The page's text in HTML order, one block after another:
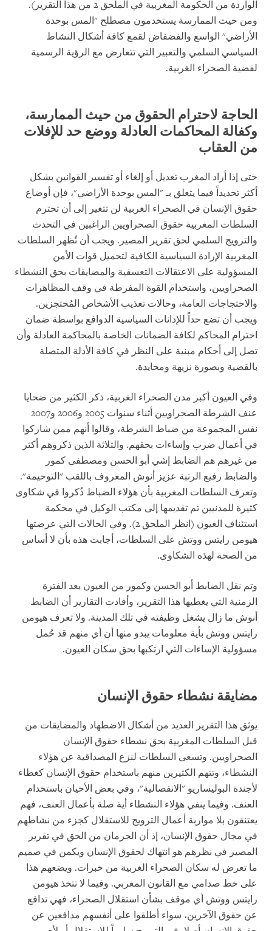
الواردة من الحكومة المغربية في الملحق 2 من هذا التقرير).
ومن حيث الممارسة يستخدمون مصطلح "المس بوحدة
الأراضي" الواسع والفضفاض لقمع كافة أشكال النشاط
السياسي السلمي والتعبير التي تتعارض مع الرؤية الرسمية
لقضية الصحراء الغربية.
الحاجة لاحترام الحقوق من حيث الممارسة،
وكفالة المحاكمات العادلة ووضع حد للإفلات
من العقاب
حتى إذا أراد المغرب تعديل أو إلغاء أو تفسير القوانين بشكل
أكثر تحديداً فيما يتعلق بـ "المس بوحدة الأراضي"، فإن أوضاع
حقوق الإنسان في الصحراء الغربية لن تتغير إلى أن تحترم
السلطات المغربية حقوق الصحراويين الراغبين في التحدث
والترويج السلمي لحق تقرير المصير. ويجب أن تُظهر السلطات
المغربية الإرادة السياسية الكافية لتحميل قوات الأمن
المسؤولية على الاعتقالات التعسفية والمضايقات بحق النشطاء
الصحراويين، واستخدام القوة المفرطة في وقف المظاهرات
والاحتجاجات العامة، وحالات تعذيب الأشخاص المُحتجزين.
ويجب أن تضع حداً للإدانات السياسية الدوافع بواسطة ضمان
احترام المحاكم لكافة الضمانات الخاصة بالمحاكمة العادلة وأن
تصل إلى أحكام مبنية على النظر في كافة الأدلة المتصلة
بالقضية وبصورة نزيهة ومحايدة.
وفي العيون أكبر مدن الصحراء الغربية، ذكر الكثير من ضحايا
عنف الشرطة الصحراويين أثناء سنوات 2005 و2006 و2007
نفس المجموعة من ضباط الشرطة، وقالوا أنهم ممن شاركوا
في أعمال ضرب وإساءات بحقهم. والثلاثة الذين ذكروهم أكثر
من غيرهم هم الضابط إشي أبو الحسن ومصطفى كمور
والضابط رفيع الرتبة عزيز أنوش المعروف باللقب "التوحيمة".
وتعرف السلطات المغربية بأن هؤلاء الضباط ذُكروا في شكاوى
كثيرة للمدنيين تم تقديمها إلى مكتب الوكيل في محكمة
استئناف العيون (انظر الملحق 2). وفي الحالات التي عرضتها
هيومن رايتس ووتش على السلطات، أجابت هذه بأن لا أساس
من الصحة لهذه الشكاوى.
وتم نقل الضابط أبو الحسن وكمور من العيون بعد الفترة
الزمنية التي يغطيها هذا التقرير، وأفادت التقارير أن الضابط
أنوش ما زال يشغل وظيفته في تلك المدينة. ولا تعرف هيومن
رايتس ووتش بأية معلومات يبدو منها أن أي منهم قد حُمل
مسؤولية الإساءات التي ارتكبها بحق سكان العيون.
مضايقة نشطاء حقوق الإنسان
يوثق هذا التقرير العديد من أشكال الاضطهاد والمضايقات من
قبل السلطات المغربية بحق نشطاء حقوق الإنسان
الصحراويين. وتسعى السلطات لنزع المصداقية عن هؤلاء
النشطاء، وتتهم الكثيرين منهم باستخدام حقوق الإنسان كغطاء
لأجندة البوليساريو "الانفصالية"، وفي بعض الأحيان باستخدام
العنف. وفيما ينفي هؤلاء النشطاء أية صلة بأعمال العنف، فهم
يعتنقون بلا مواربة أعمال الترويج للاستقلال كجزء من نشاطهم
في مجال حقوق الإنسان، إذ أن الحرمان من الحق في تقرير
المصير في نظرهم هو انتهاك لحقوق الإنسان ويكمن في صميم
ما تعرض له سكان الصحراء الغربية من خبرات. ويضعهم هذا
على خط صدامي مع القانون المغربي. وفيما لا تتخذ هيومن
رايتس ووتش أي موقف بشأن استقلال الصحراء، فهي تدافع
عن حقوق الآخرين، سواء أطلقوا على أنفسهم مدافعين عن